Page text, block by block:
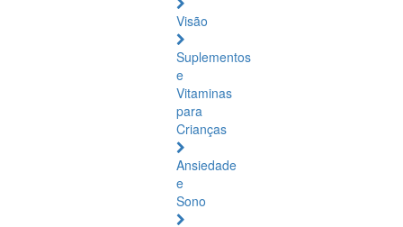
Visão
Suplementos
e
Vitaminas
para
Crianças
Ansiedade
e
Sono